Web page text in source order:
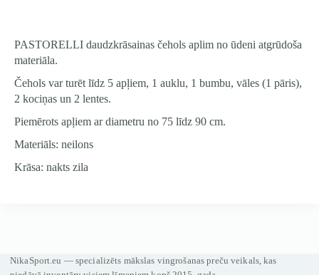
PASTORELLI daudzkrāsainas čehols aplim no ūdeni atgrūdoša
materiāla.
Čehols var turēt līdz 5 apļiem, 1 auklu, 1 bumbu, vāles (1 pāris),
2 kociņas un 2 lentes.
Piemērots apļiem ar diametru no 75 līdz 90 cm.
Materiāls: neilons
Krāsa: nakts zila
NikaSport.eu — specializēts mākslas vingrošanas preču veikals, kas